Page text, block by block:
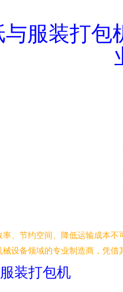
与服装打包
、节约空间、降低运输成本
设备领域的专业制造商，凭
装打包机